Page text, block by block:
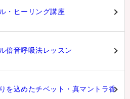
・ヒーリング講座
倍音呼吸法レッスン
を込めたチベット・真マントラ香